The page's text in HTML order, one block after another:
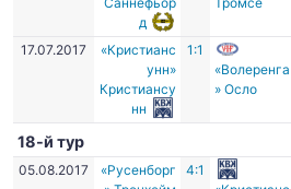
д
17.07.2017
«Кристианс
унн»
Кристиансу
нн
1:1
«Волеренга
» Осло
18-й тур
05.08.2017
«Русенборг
4:1